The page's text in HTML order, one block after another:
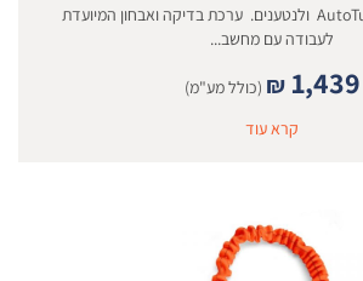
מיועדת למשורי AutoTune ולנטענים. ערכת בדיקה ואבחון המיועדת
לעבודה עם מחשב...
₪ 1,439
(כולל מע"מ)
קרא עוד